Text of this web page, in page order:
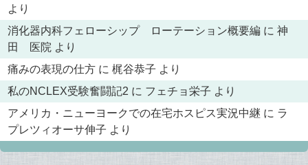
より
消化器内科フェローシップ ローテーション概要編 に 神
田 医院 より
痛みの表現の仕方 に 梶谷恭子 より
私のNCLEX受験奮闘記2 に フェチョ栄子 より
アメリカ・ニューヨークでの在宅ホスピス実況中継 に ラ
プレツィオーサ伸子 より